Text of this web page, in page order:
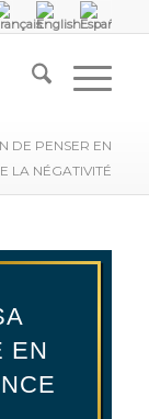
DE PENSER EN
LA NÉGATIVITÉ
EN